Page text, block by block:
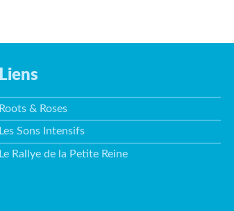
Liens
Roots & Roses
Les Sons Intensifs
Le Rallye de la Petite Reine